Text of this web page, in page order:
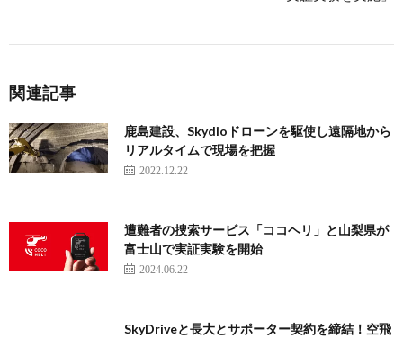
関連記事
鹿島建設、Skydioドローンを駆使し遠隔地から
リアルタイムで現場を把握
2022.12.22
遭難者の捜索サービス「ココヘリ」と山梨県が
富士山で実証実験を開始
2024.06.22
SkyDriveと長大とサポーター契約を締結！空飛